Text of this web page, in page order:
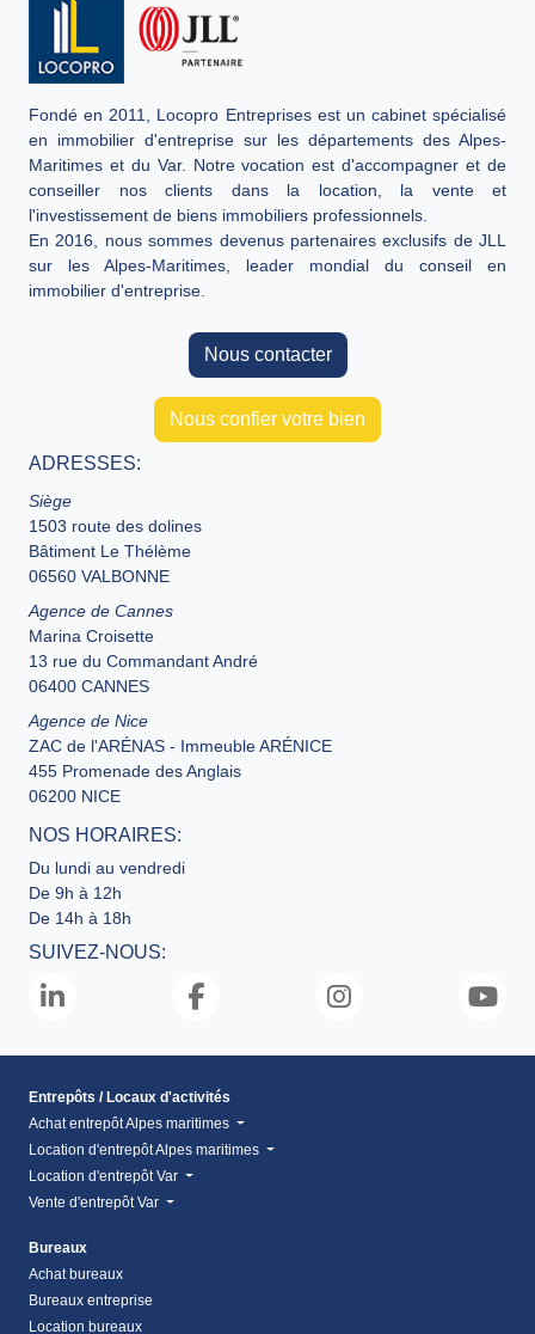
Fondé en 2011, Locopro Entreprises est un cabinet spécialisé
en immobilier d'entreprise sur les départements des Alpes-
Maritimes et du Var. Notre vocation est d'accompagner et de
conseiller nos clients dans la location, la vente et
l'investissement de biens immobiliers professionnels.
En 2016, nous sommes devenus partenaires exclusifs de JLL
sur les Alpes-Maritimes, leader mondial du conseil en
immobilier d'entreprise.
Nous contacter
Nous confier votre bien
ADRESSES:
Siège
1503 route des dolines
Bâtiment Le Thélème
06560 VALBONNE
Agence de Cannes
Marina Croisette
13 rue du Commandant André
06400 CANNES
Agence de Nice
ZAC de l'ARÉNAS - Immeuble ARÉNICE
455 Promenade des Anglais
06200 NICE
NOS HORAIRES:
Du lundi au vendredi
De 9h à 12h
De 14h à 18h
SUIVEZ-NOUS:
Entrepôts / Locaux d'activités
Achat entrepôt Alpes maritimes
Location d'entrepôt Alpes maritimes
Location d'entrepôt Var
Vente d'entrepôt Var
Bureaux
Achat bureaux
Bureaux entreprise
Location bureaux